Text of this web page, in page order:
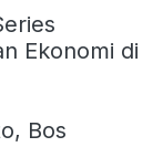
Ekonomi di
Bos